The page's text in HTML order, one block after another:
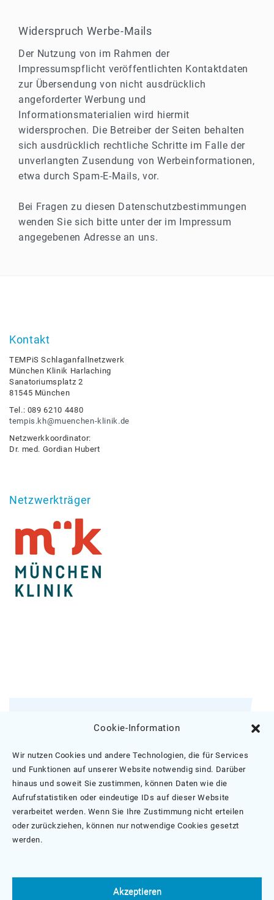
Cookie-Information
Wir nutzen Cookies und andere Technologien, die für Services
und Funktionen auf unserer Website notwendig sind. Darüber
hinaus und soweit Sie zustimmen, können Daten wie die
Aufrufstatistiken oder eindeutige IDs auf dieser Website
verarbeitet werden. Wenn Sie Ihre Zustimmung nicht erteilen
oder zurückziehen, können nur notwendige Cookies gesetzt
werden.
Akzeptieren
Widerspruch Werbe-Mails
Der Nutzung von im Rahmen der
Impressumspflicht veröffentlichten Kontaktdaten
zur Übersendung von nicht ausdrücklich
angeforderter Werbung und
Informationsmaterialien wird hiermit
widersprochen. Die Betreiber der Seiten behalten
sich ausdrücklich rechtliche Schritte im Falle der
unverlangten Zusendung von Werbeinformationen,
etwa durch Spam-E-Mails, vor.
Bei Fragen zu diesen Datenschutzbestimmungen
wenden Sie sich bitte unter der im Impressum
angegebenen Adresse an uns.
Kontakt
TEMPiS Schlaganfallnetzwerk
München Klinik Harlaching
Sanatoriumsplatz 2
81545 München
Tel.: 089 6210 4480
tempis.kh@muenchen-klinik.de
Netzwerkkoordinator:
Dr. med. Gordian Hubert
Netzwerkträger
Melden Sie sich für unseren E-Mail-
TEMPiS-Newsletter Anmeldung
nach: